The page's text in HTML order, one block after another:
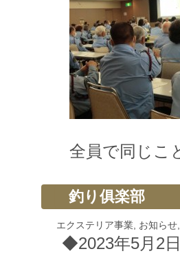
全員で同じこ
釣り俱楽部
エクステリア事業 お知らせ
◆2023年5月2日